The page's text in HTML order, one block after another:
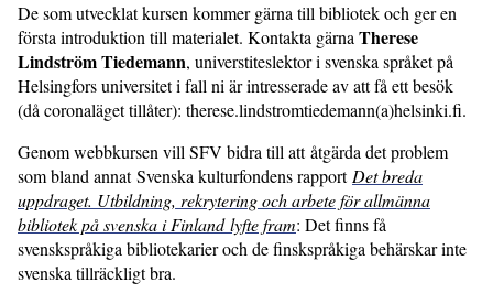
De som utvecklat kursen kommer gärna till bibliotek och ger en
första introduktion till materialet. Kontakta gärnaTherese
Lindström Tiedemann, universtiteslektor i svenska språket på
Helsingfors universitet i fall ni är intresserade av att få ett besök
(då coronaläget tillåter): therese.lindstromtiedemann(a)helsinki.fi.
Genom webbkursen vill SFV bidra till att åtgärda det problem
som bland annat Svenska kulturfondens rapportDet breda
uppdraget. Utbildning, rekrytering och arbete för allmänna
bibliotek på svenska i Finland lyfte fram: Det finns få
svenskspråkiga bibliotekarier och de finskspråkiga behärskar inte
svenska tillräckligt bra.